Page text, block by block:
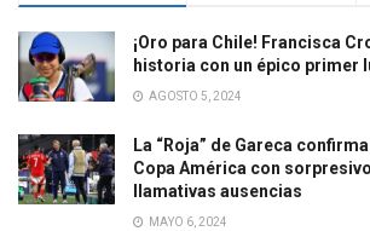
¡Oro para Chile! Francisca
historia con un épico primer
AGOSTO 5, 2024
La “Roja” de Gareca
Copa América con
llamativas ausencias
MAYO 6, 2024